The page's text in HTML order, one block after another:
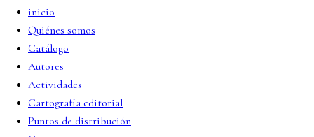
inicio
Quiénes somos
Catálogo
Autores
Actividades
Cartografía editorial
Puntos de distribución